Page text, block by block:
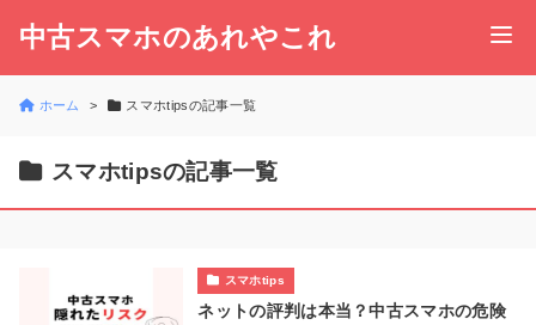
中古スマホのあれやこれ
ホーム スマホtipsの記事一覧
スマホtipsの記事一覧
スマホtips
ネットの評判は本当？中古スマホの危険